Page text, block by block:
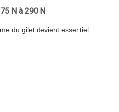
N à 290 N
du gilet devient essentiel.